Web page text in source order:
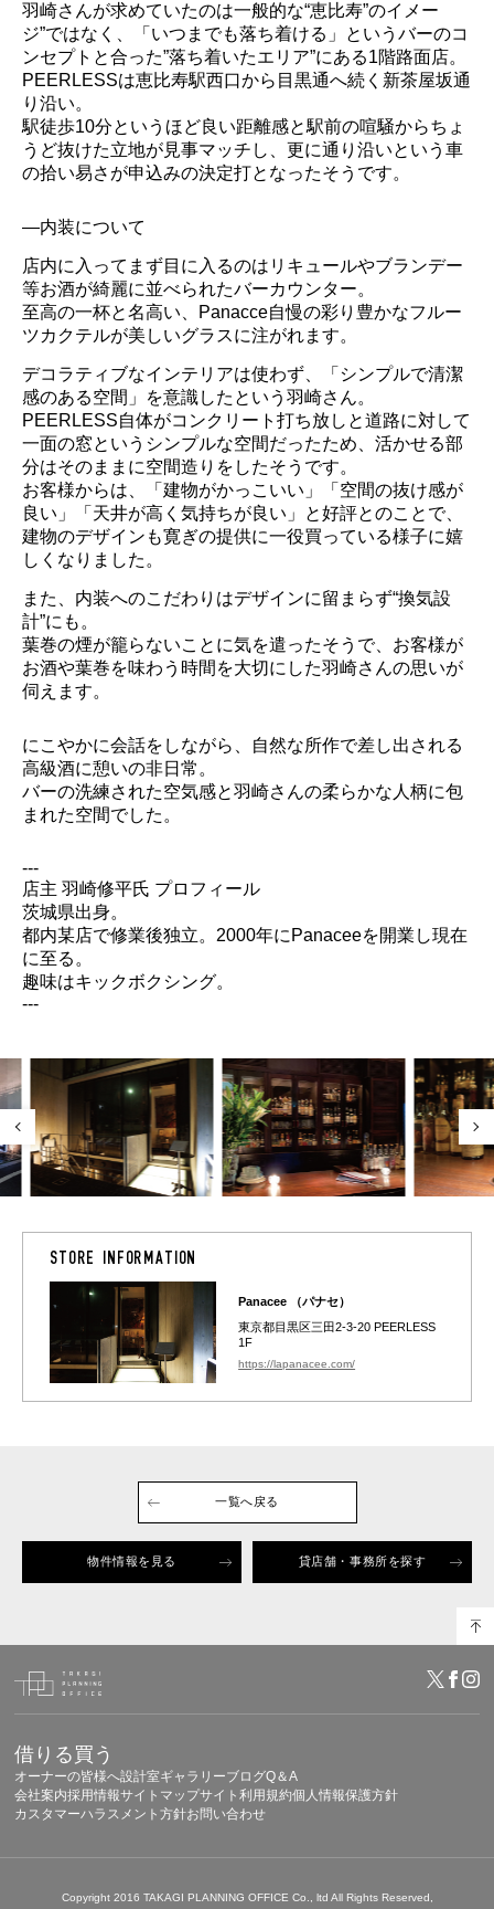
羽崎さんが求めていたのは一般的な“恵比寿”のイメー
ジ”ではなく、「いつまでも落ち着ける」というバーのコ
ンセプトと合った”落ち着いたエリア”にある1階路面店。
PEERLESSは恵比寿駅西口から目黒通へ続く新茶屋坂通
り沿い。
駅徒歩10分というほど良い距離感と駅前の喧騒からちょ
うど抜けた立地が見事マッチし、更に通り沿いという車
の拾い易さが申込みの決定打となったそうです。
―内装について
店内に入ってまず目に入るのはリキュールやブランデー
等お酒が綺麗に並べられたバーカウンター。
至高の一杯と名高い、Panacce自慢の彩り豊かなフルー
ツカクテルが美しいグラスに注がれます。
デコラティブなインテリアは使わず、「シンプルで清潔
感のある空間」を意識したという羽崎さん。
PEERLESS自体がコンクリート打ち放しと道路に対して
一面の窓というシンプルな空間だったため、活かせる部
分はそのままに空間造りをしたそうです。
お客様からは、「建物がかっこいい」「空間の抜け感が
良い」「天井が高く気持ちが良い」と好評とのことで、
建物のデザインも寛ぎの提供に一役買っている様子に嬉
しくなりました。
また、内装へのこだわりはデザインに留まらず“換気設
計”にも。
葉巻の煙が籠らないことに気を遣ったそうで、お客様が
お酒や葉巻を味わう時間を大切にした羽崎さんの思いが
伺えます。
にこやかに会話をしながら、自然な所作で差し出される
高級酒に憩いの非日常。
バーの洗練された空気感と羽崎さんの柔らかな人柄に包
まれた空間でした。
---
店主 羽崎修平氏 プロフィール
茨城県出身。
都内某店で修業後独立。2000年にPanaceeを開業し現在
に至る。
趣味はキックボクシング。
---
STORE INFORMATION
Panacee （パナセ）
東京都目黒区三田2-3-20 PEERLESS
1F
https://lapanacee.com/
一覧へ戻る
物件情報を見る 貸店舗・事務所を探す
借りる 買う
オーナーの皆様へ設計室ギャラリーブログQ＆A
会社案内採用情報サイトマップサイト利用規約個人情報保護方針
カスタマーハラスメント方針お問い合わせ
Copyright 2016 TAKAGI PLANNING OFFICE Co., ltd All Rights Reserved,